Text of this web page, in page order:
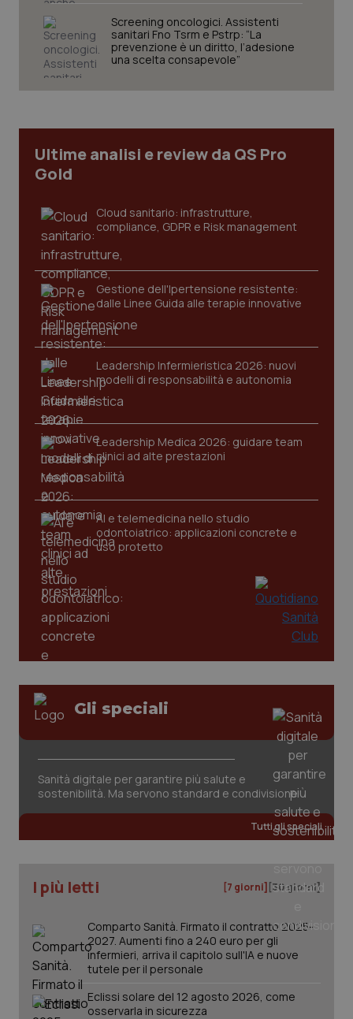
Screening oncologici. Assistenti
sanitari Fno Tsrm e Pstrp: “La
prevenzione è un diritto, l’adesione
una scelta consapevole”
Ultime analisi e review da QS Pro
Gold
Cloud sanitario: infrastrutture,
compliance, GDPR e Risk management
Gestione dell'Ipertensione resistente:
dalle Linee Guida alle terapie innovative
Leadership Infermieristica 2026: nuovi
modelli di responsabilità e autonomia
Leadership Medica 2026: guidare team
clinici ad alte prestazioni
AI e telemedicina nello studio
odontoiatrico: applicazioni concrete e
uso protetto
Gli speciali
Sanità digitale per garantire più salute e
sostenibilità. Ma servono standard e condivisione
Tutti gli speciali
I più letti [7 giorni] [30 giorni]
Comparto Sanità. Firmato il contratto 2025-
2027. Aumenti fino a 240 euro per gli
infermieri, arriva il capitolo sull'IA e nuove
tutele per il personale
Eclissi solare del 12 agosto 2026, come
osservarla in sicurezza